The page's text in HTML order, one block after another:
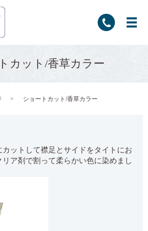
カット/香草カラー
ショートカット/香草カラー
ットして襟足とサイドをタイトにお
リア剤で割って柔らかい色に染めまし